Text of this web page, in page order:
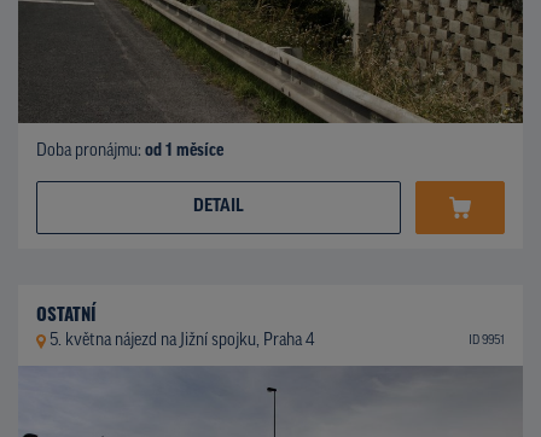
Doba pronájmu: od 1 měsíce
DETAIL
OSTATNÍ
5. května nájezd na Jižní spojku, Praha 4 ID 9951